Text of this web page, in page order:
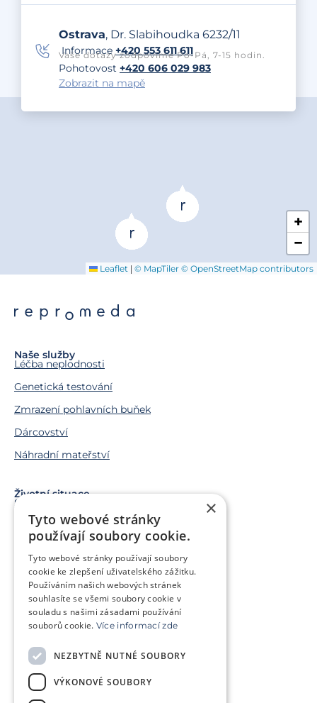
Ostrava, Dr. Slabihoudka 6232/11
Informace +420 553 611 611
Vaše dotazy zodpovíme Po-Pá, 7-15 hodin.
Pohotovost +420 606 029 983
Zobrazit na mapě
+
−
Leaflet | © MapTiler © OpenStreetMap contributors
Naše služby
Léčba neplodnosti
Genetická testování
Zmrazení pohlavních buňek
Dárcovství
Náhradní mateřství
Životní situace
Snažíme se o miminko
Chci miminko v budoucnu
Jsem v onkologické léčbě
Chci pomoct jiným párům
Klientská zóna
Slovníček pojmů
Často kladené dotazy
Ke stažení
Kontakt
×
Tyto webové stránky
používají soubory cookie.
Tyto webové stránky používají soubory
cookie ke zlepšení uživatelského zážitku.
Používáním našich webových stránek
souhlasíte se všemi soubory cookie v
souladu s našimi zásadami používání
souborů cookie. Více informací zde
NEZBYTNĚ NUTNÉ SOUBORY
VÝKONOVÉ SOUBORY